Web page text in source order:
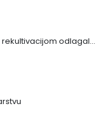
Zaštita životne sredine rekultivacijom odlagališta